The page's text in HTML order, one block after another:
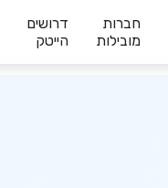
חברות
מובילות
דרושים
הייטק